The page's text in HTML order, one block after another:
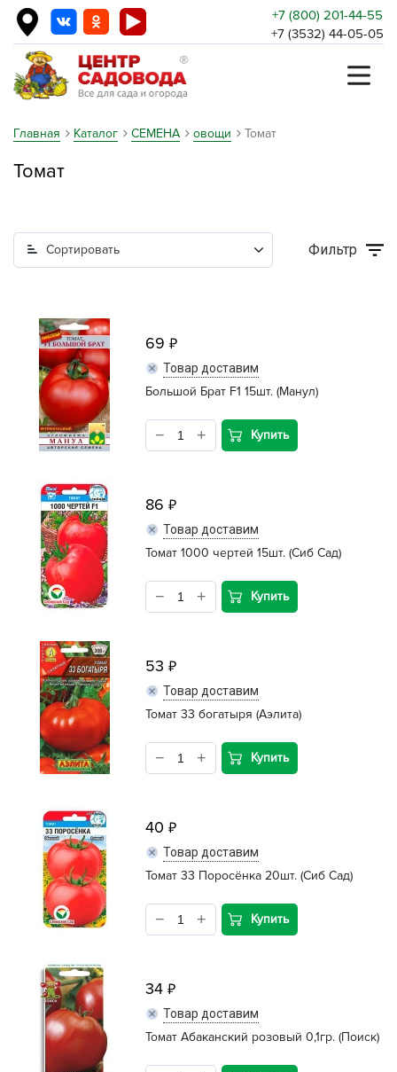
+7 (800) 201-44-55
+7 (3532) 44-05-05
Главная Каталог СЕМЕНА овощи Томат
Томат
Сортировать Фильтр
69
Товар доставим
Большой Брат F1 15шт. (Манул)
Купить
86
Товар доставим
Томат 1000 чертей 15шт. (Сиб Сад)
Купить
53
Товар доставим
Томат 33 богатыря (Аэлита)
Купить
40
Товар доставим
Томат 33 Поросёнка 20шт. (Сиб Сад)
Купить
34
Товар доставим
Томат Абаканский розовый 0,1гр. (Поиск)